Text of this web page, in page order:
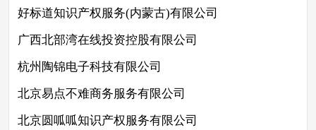
好标道知识产权服务(内蒙古)有限公司
广西北部湾在线投资控股有限公司
杭州陶锦电子科技有限公司
北京易点不难商务服务有限公司
北京圆呱呱知识产权服务有限公司